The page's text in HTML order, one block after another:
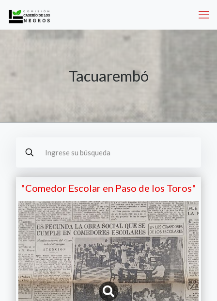
Tacuarembó
"Comedor Escolar en Paso de los Toros"